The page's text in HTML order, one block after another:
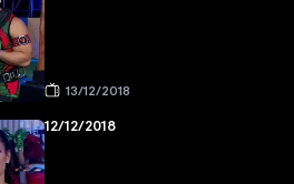
13/12/2018
12/12/2018